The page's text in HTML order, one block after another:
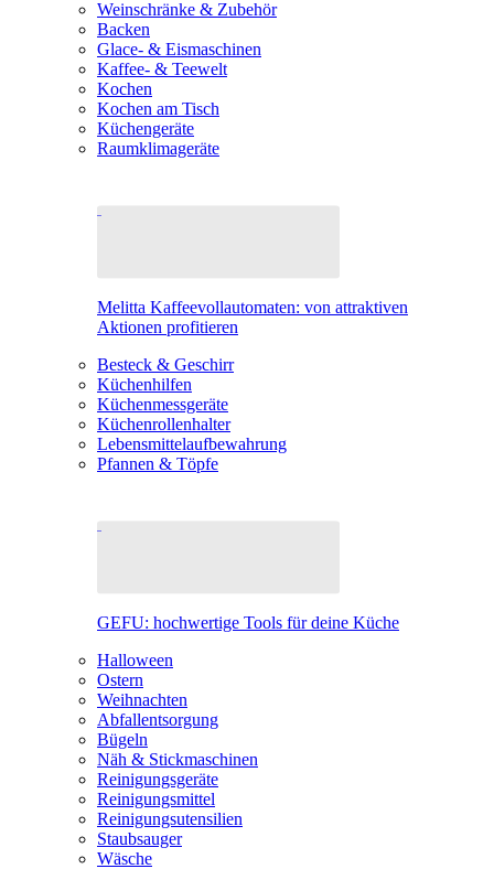
Weinschränke & Zubehör
Backen
Glace- & Eismaschinen
Kaffee- & Teewelt
Kochen
Kochen am Tisch
Küchengeräte
Raumklimageräte
Melitta Kaffeevollautomaten: von attraktiven
Aktionen profitieren
Besteck & Geschirr
Küchenhilfen
Küchenmessgeräte
Küchenrollenhalter
Lebensmittelaufbewahrung
Pfannen & Töpfe
GEFU: hochwertige Tools für deine Küche
Halloween
Ostern
Weihnachten
Abfallentsorgung
Bügeln
Näh & Stickmaschinen
Reinigungsgeräte
Reinigungsmittel
Reinigungsutensilien
Staubsauger
Wäsche